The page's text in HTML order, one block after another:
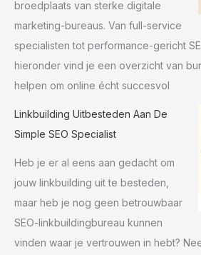
broedplaats van sterke digitale
marketing-bureaus. Van full-service
specialisten tot performance-gericht
hieronder vind je een overzicht van
helpen om online écht succesvol
Linkbuilding Uitbesteden Aan De
Simple SEO Specialist
Heb je er al eens aan gedacht om
jouw linkbuilding uit te besteden,
maar heb je nog geen betrouwbaar
SEO-linkbuildingbureau kunnen
vinden waar je vertrouwen in hebt?